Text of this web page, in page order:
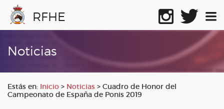
RFHE
Noticias
Estás en: Inicio > Noticias > Cuadro de Honor del
Campeonato de España de Ponis 2019